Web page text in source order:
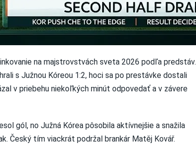
na majstrovstvách sveta 2026 podľa predstáv.
s Južnou Kóreou 1:2, hoci sa po prestávke dostali
v priebehu niekoľkých minút odpovedať a v závere
gól, no Južná Kórea pôsobila aktívnejšie a snažila
Český tím viackrát podržal brankár Matěj Kovář.